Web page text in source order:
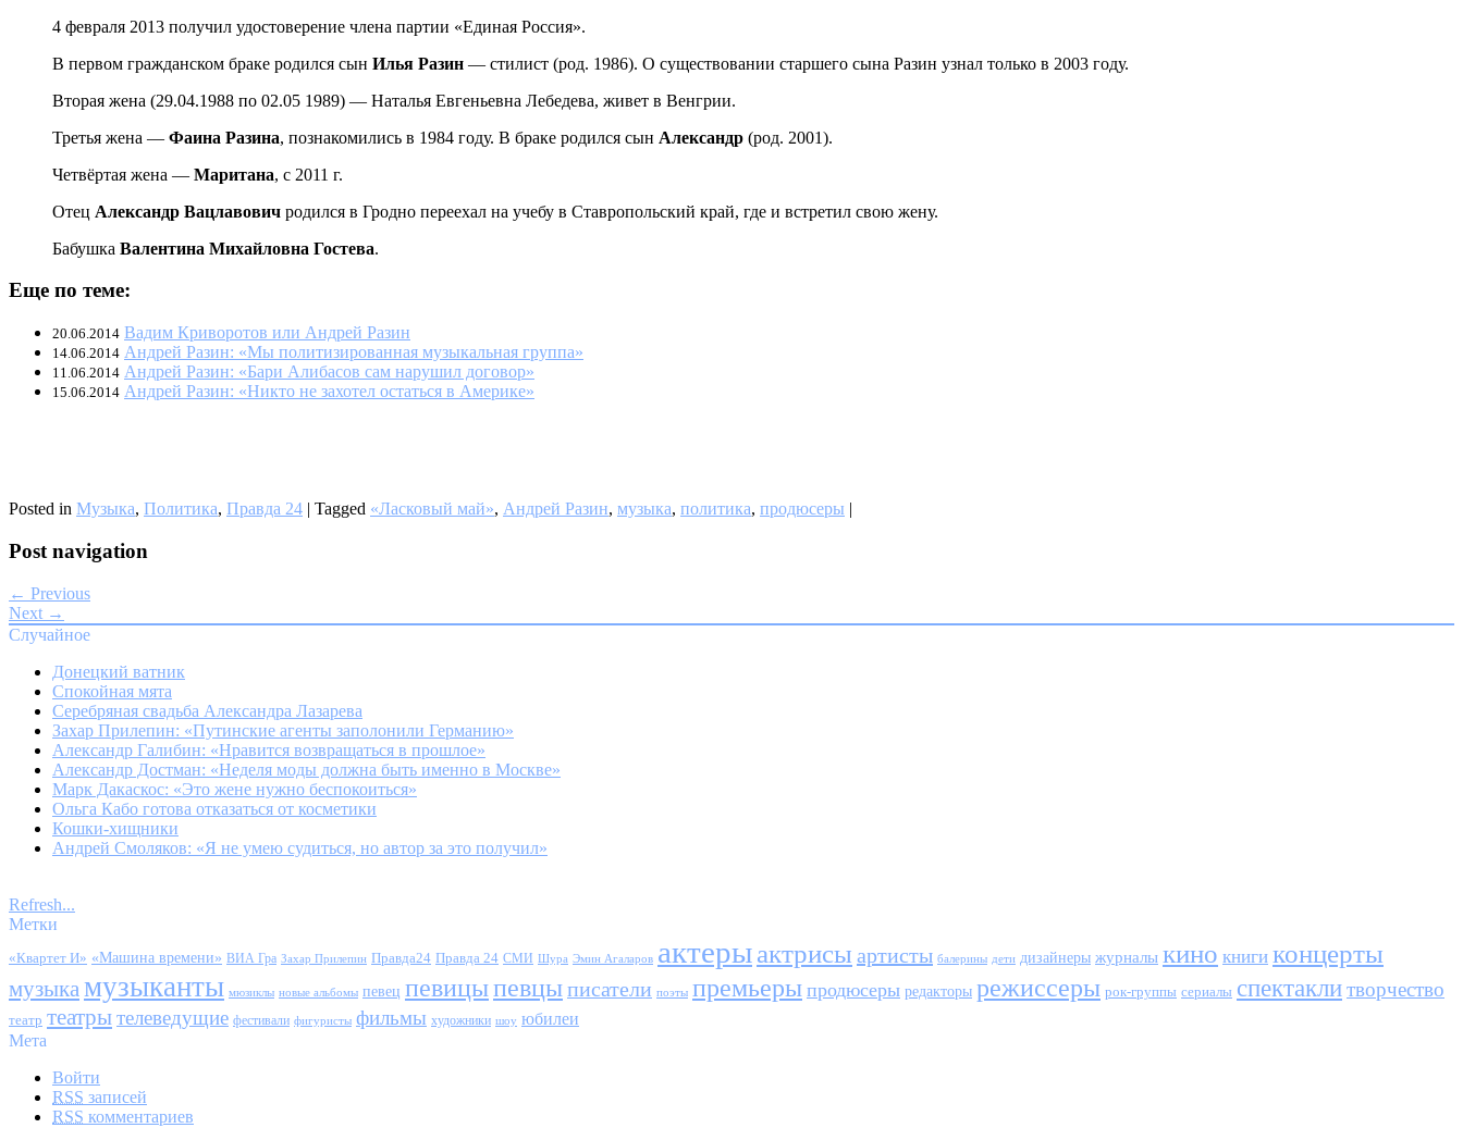
4 февраля 2013 получил удостоверение члена партии «Единая Россия».
В первом гражданском браке родился сын Илья Разин — стилист (род. 1986). О существовании старшего сына Разин узнал только в 2003 году.
Вторая жена (29.04.1988 по 02.05 1989) — Наталья Евгеньевна Лебедева, живет в Венгрии.
Третья жена — Фаина Разина, познакомились в 1984 году. В браке родился сын Александр (род. 2001).
Четвёртая жена — Маритана, с 2011 г.
Отец Александр Вацлавович родился в Гродно переехал на учебу в Ставропольский край, где и встретил свою жену.
Бабушка Валентина Михайловна Гостева.
Еще по теме:
20.06.2014 Вадим Криворотов или Андрей Разин
14.06.2014 Андрей Разин: «Мы политизированная музыкальная группа»
11.06.2014 Андрей Разин: «Бари Алибасов сам нарушил договор»
15.06.2014 Андрей Разин: «Никто не захотел остаться в Америке»
Posted in Музыка, Политика, Правда 24 | Tagged «Ласковый май», Андрей Разин, музыка, политика, продюсеры |
Post navigation
← Previous
Next →
Случайное
Донецкий ватник
Спокойная мята
Серебряная свадьба Александра Лазарева
Захар Прилепин: «Путинские агенты заполонили Германию»
Александр Галибин: «Нравится возвращаться в прошлое»
Александр Достман: «Неделя моды должна быть именно в Москве»
Марк Дакаскос: «Это жене нужно беспокоиться»
Ольга Кабо готова отказаться от косметики
Кошки-хищники
Андрей Смоляков: «Я не умею судиться, но автор за это получил»
Refresh...
Метки
«Квартет И» «Машина времени» ВИА Гра Захар Прилепин Правда24 Правда 24 СМИ Шура Эмин Агаларов актерыактрисы артисты балерины дети дизайнеры журналы кино книги концерты
музыка музыканты мюзиклы новые альбомы певец певицыпевцыписатели поэты премьеры продюсеры редакторы режиссеры рок-группы сериалы спектаклитворчество
театр театрытелеведущие фестивали фигуристы фильмы художники шоу юбилеи
Мета
Войти
RSS записей
RSS комментариев